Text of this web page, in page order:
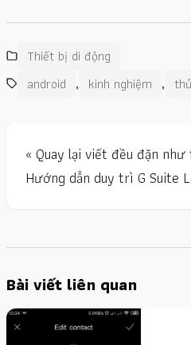
Thiết bị di động
android , kinh nghiệm ,
« Quay lại viết đều đặn
Hướng dẫn duy trì G Suite
Bài viết liên quan